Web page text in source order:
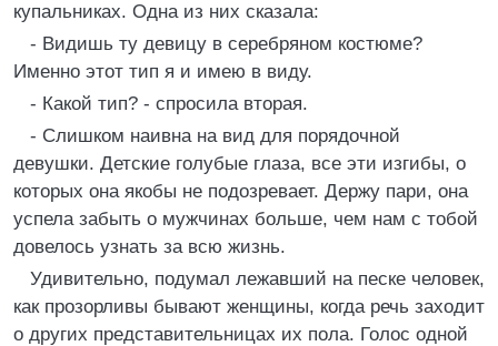
купальниках. Одна из них сказала:
- Видишь ту девицу в серебряном костюме?
Именно этот тип я и имею в виду.
- Какой тип? - спросила вторая.
- Слишком наивна на вид для порядочной
девушки. Детские голубые глаза, все эти изгибы, о
которых она якобы не подозревает. Держу пари, она
успела забыть о мужчинах больше, чем нам с тобой
довелось узнать за всю жизнь.
Удивительно, подумал лежавший на песке человек,
как прозорливы бывают женщины, когда речь заходит
о других представительницах их пола. Голос одной